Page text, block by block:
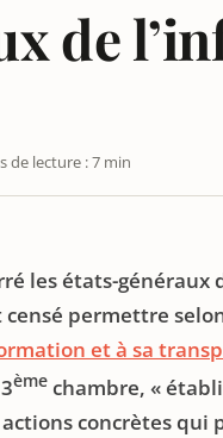
de
de lecture : 7 min
INQUIÉTUDES ET
les états-généraux
permettre selon
et à sa
ème chambre, «
concrètes